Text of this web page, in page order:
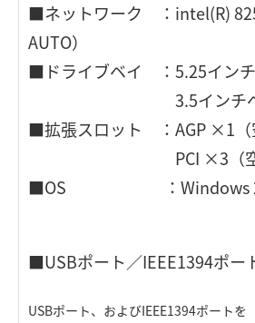
■ネットワーク ：intel(R)
AUTO）
■ドライブベイ ：5.25インチ
3.5インチベイ
■拡張スロット ：AGP ×1（
PCI ×3（空 3
■OS ：Windows 2000
■USBポート／IEEE1394ポー
USBポート、およびIEEE1394ポート